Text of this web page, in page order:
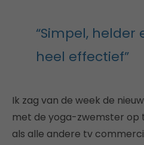
“Simpel, helder
heel effectief”
Ik zag van de week de
met de yoga-zwemster op
als alle andere tv